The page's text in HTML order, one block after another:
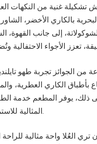
تشكيلة غنية من النكهات
بالكاري الأخضر،
إلى جانب
الجوائز تجربة طهو
الكاري العطرية،
ذلك، يوفر المطعم خدمة
المثالية للاستمتاع بوجبات استثنائية في أي وقت.
تري العُلا واحة مثالية